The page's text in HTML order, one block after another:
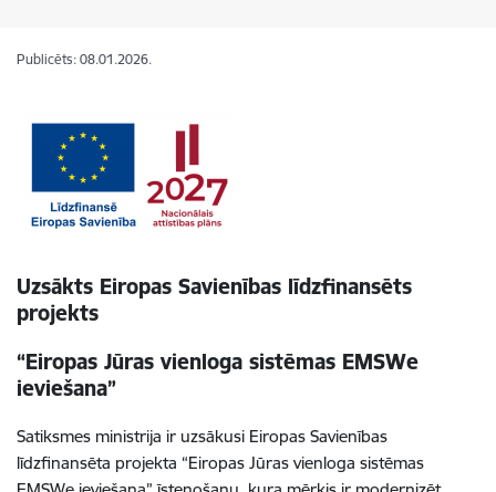
Publicēts: 08.01.2026.
Uzsākts Eiropas Savienības līdzfinansēts
projekts
“Eiropas Jūras vienloga sistēmas EMSWe
ieviešana”
Satiksmes ministrija ir uzsākusi Eiropas Savienības
līdzfinansēta projekta “Eiropas Jūras vienloga sistēmas